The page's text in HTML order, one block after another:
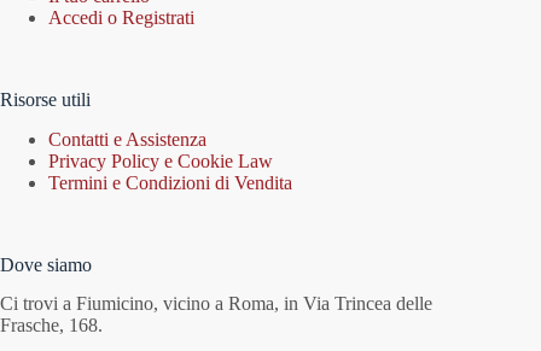
Accedi o Registrati
Risorse utili
Contatti e Assistenza
Privacy Policy e Cookie Law
Termini e Condizioni di Vendita
Dove siamo
Ci trovi a Fiumicino, vicino a Roma, in Via Trincea delle
Frasche, 168.